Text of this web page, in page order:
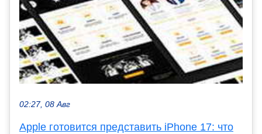
02:27, 08 Авг
Apple готовится представить iPhone 17: что